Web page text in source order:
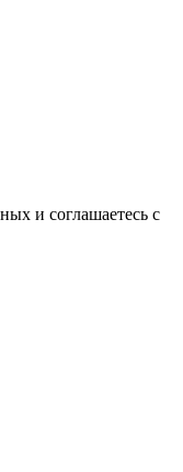
и соглашаетесь с